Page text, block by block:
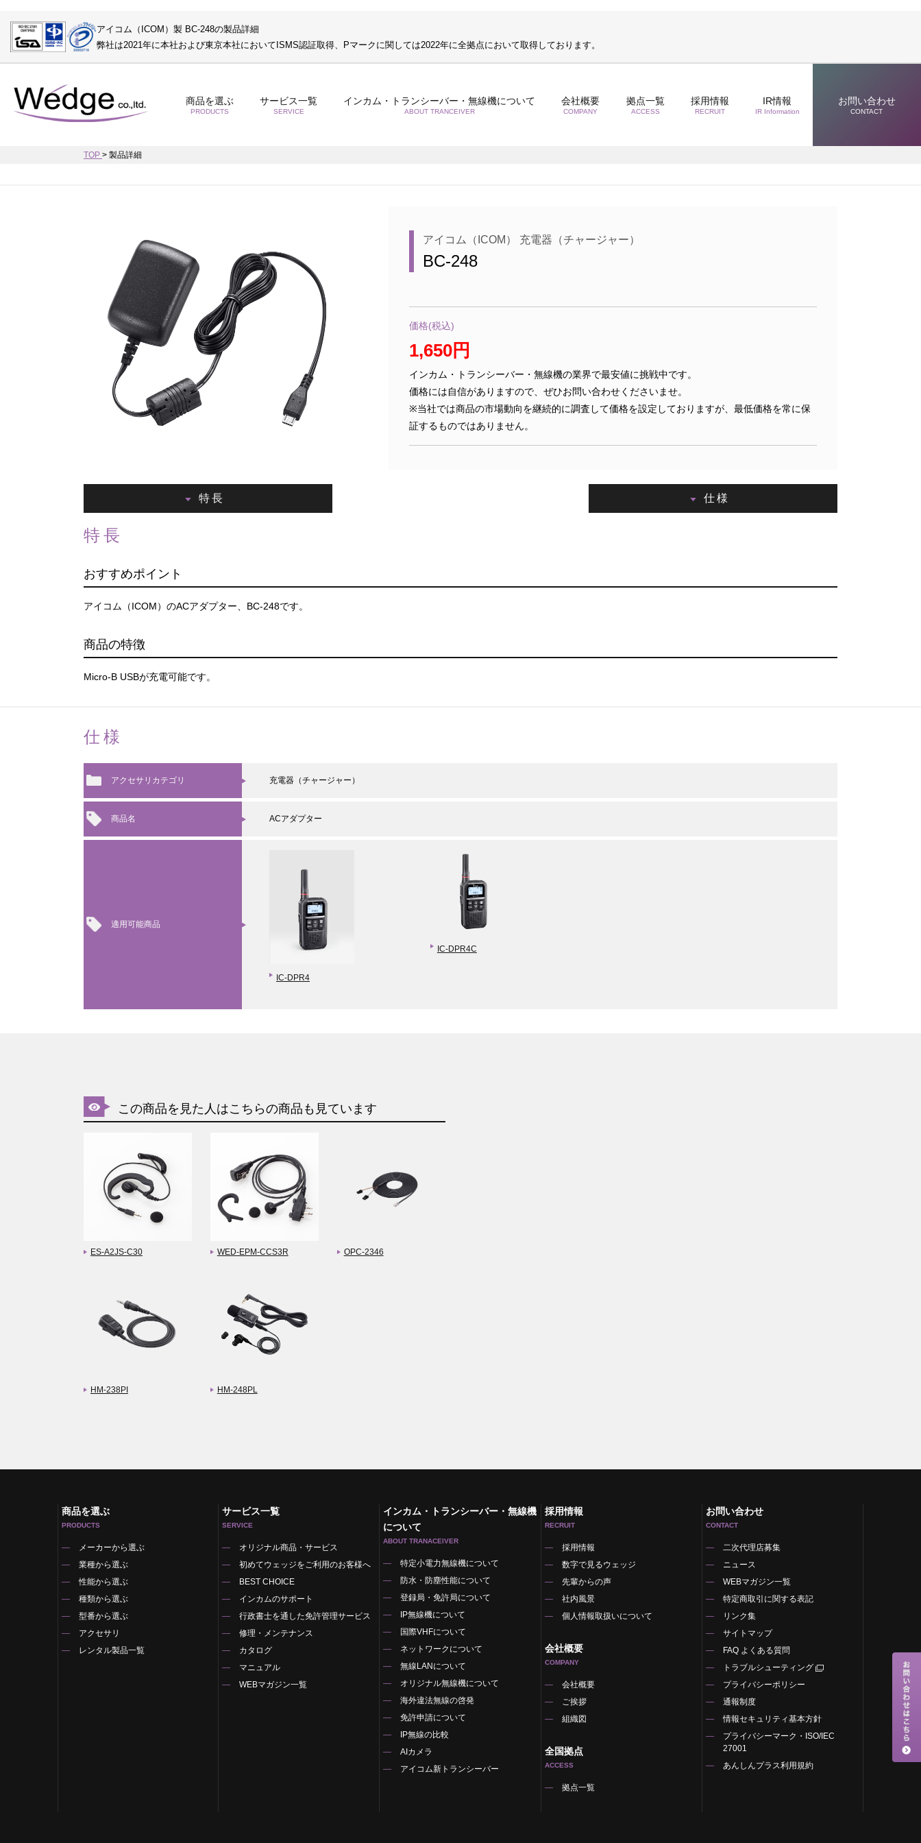
アイコム（ICOM）製 BC-248の製品詳細
弊社は2021年に本社および東京本社においてISMS認証取得、Pマークに関しては2022年に全拠点において取得しております。
商品を選ぶ
PRODUCTS
サービス一覧
SERVICE
インカム・トランシーバー・無線機について
ABOUT TRANCEIVER
会社概要
COMPANY
拠点一覧
ACCESS
採用情報
RECRUIT
IR情報
IR Information
お問い合わせ
CONTACT
TOP > 製品詳細
アイコム（ICOM） 充電器（チャージャー）
BC-248
価格(税込)
1,650円
インカム・トランシーバー・無線機の業界で最安値に挑戦中です。
価格には自信がありますので、ぜひお問い合わせくださいませ。
※当社では商品の市場動向を継続的に調査して価格を設定しておりますが、最低価格を常に保
証するものではありません。
特長 仕様
特長
おすすめポイント
アイコム（ICOM）のACアダプター、BC-248です。
商品の特徴
Micro-B USBが充電可能です。
仕様
アクセサリカテゴリ 充電器（チャージャー）
商品名 ACアダプター
適用可能商品
IC-DPR4
IC-DPR4C
この商品を見た人はこちらの商品も見ています
ES-A2JS-C30 WED-EPM-CCS3R OPC-2346
HM-238PI HM-248PL
商品を選ぶ
PRODUCTS
メーカーから選ぶ
業種から選ぶ
性能から選ぶ
種類から選ぶ
型番から選ぶ
アクセサリ
レンタル製品一覧
サービス一覧
SERVICE
オリジナル商品・サービス
初めてウェッジをご利用のお客様へ
BEST CHOICE
インカムのサポート
行政書士を通した免許管理サービス
修理・メンテナンス
カタログ
マニュアル
WEBマガジン一覧
インカム・トランシーバー・無線機
について
ABOUT TRANACEIVER
特定小電力無線機について
防水・防塵性能について
登録局・免許局について
IP無線機について
国際VHFについて
ネットワークについて
無線LANについて
オリジナル無線機について
海外違法無線の啓発
免許申請について
IP無線の比較
AIカメラ
アイコム新トランシーバー
採用情報
RECRUIT
採用情報
数字で見るウェッジ
先輩からの声
社内風景
個人情報取扱いについて
会社概要
COMPANY
会社概要
ご挨拶
組織図
全国拠点
ACCESS
拠点一覧
お問い合わせ
CONTACT
二次代理店募集
ニュース
WEBマガジン一覧
特定商取引に関する表記
リンク集
サイトマップ
FAQ よくある質問
トラブルシューティング
プライバシーポリシー
通報制度
情報セキュリティ基本方針
プライバシーマーク・ISO/IEC
27001
あんしんプラス利用規約